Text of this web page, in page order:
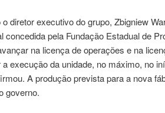
o diretor executivo do grupo, Zbigniew
concedida pela Fundação Estadual de
na licença de operações e na
execução da unidade, no máximo, no
A produção prevista para a nova
governo.